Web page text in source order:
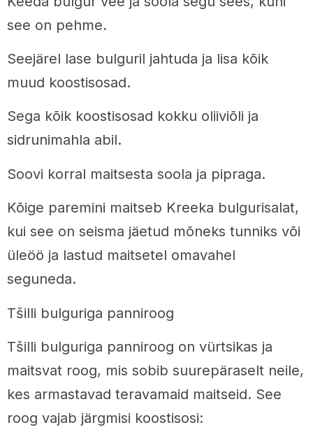
see on pehme.
Seejärel lase bulguril jahtuda ja lisa kõik
muud koostisosad.
Sega kõik koostisosad kokku oliiviõli ja
sidrunimahla abil.
Soovi korral maitsesta soola ja pipraga.
Kõige paremini maitseb Kreeka bulgurisalat,
kui see on seisma jäetud mõneks tunniks või
üleöö ja lastud maitsetel omavahel
seguneda.
Tšilli bulguriga panniroog
Tšilli bulguriga panniroog on vürtsikas ja
maitsvat roog, mis sobib suurepäraselt neile,
kes armastavad teravamaid maitseid. See
roog vajab järgmisi koostisosi: